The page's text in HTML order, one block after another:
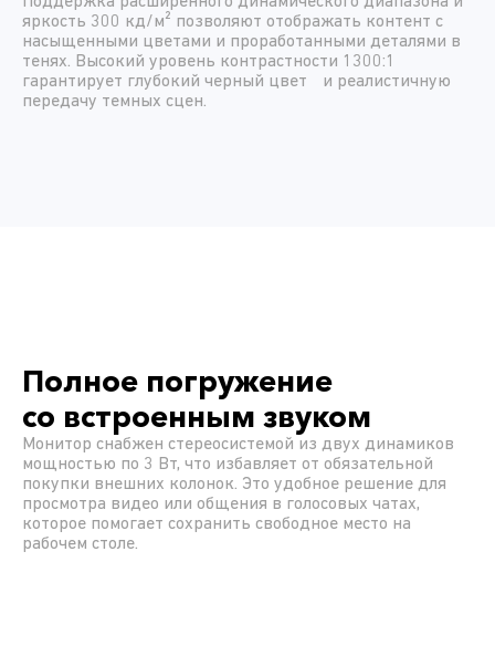
яркость 300 кд/м² позволяют отображать контент с
насыщенными цветами и проработанными деталями в
тенях. Высокий уровень контрастности 1300:1
гарантирует глубокий черный цвет и реалистичную
передачу темных сцен.
Полное погружение
со встроенным звуком
Монитор снабжен стереосистемой из двух динамиков
мощностью по 3 Вт, что избавляет от обязательной
покупки внешних колонок. Это удобное решение для
просмотра видео или общения в голосовых чатах,
которое помогает сохранить свободное место на
рабочем столе.